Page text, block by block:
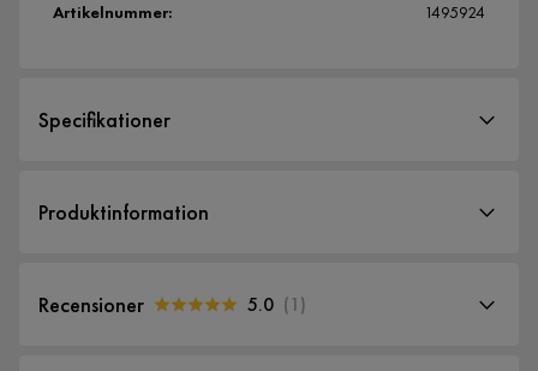
Artikelnummer: 1495924
Specifikationer
Storlek
Produktinformation
Recensioner 5.0 (1)